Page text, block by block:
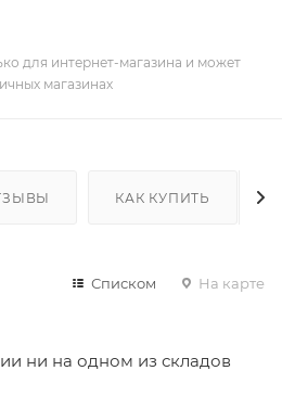
для интернет-магазина и может
магазинах
КАК КУПИТЬ
Списком На карте
ни на одном из складов